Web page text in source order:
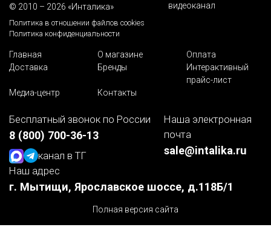
© 2010 – 2026 «Инталика»
Политика в отношении файлов cookies
Политика конфиденциальности
видеоканал
Главная О магазине
Оплата
Доставка
Бренды
Интерактивный
прайс-лист
Медиа-центр
Контакты
Бесплатный звонок по России
8 (800) 700-36-13
канал в ТГ
Наша электронная
почта
sale@intalika.ru
Наш адрес
г. Мытищи, Ярославское шоссе, д.118Б/1
Полная версия сайта